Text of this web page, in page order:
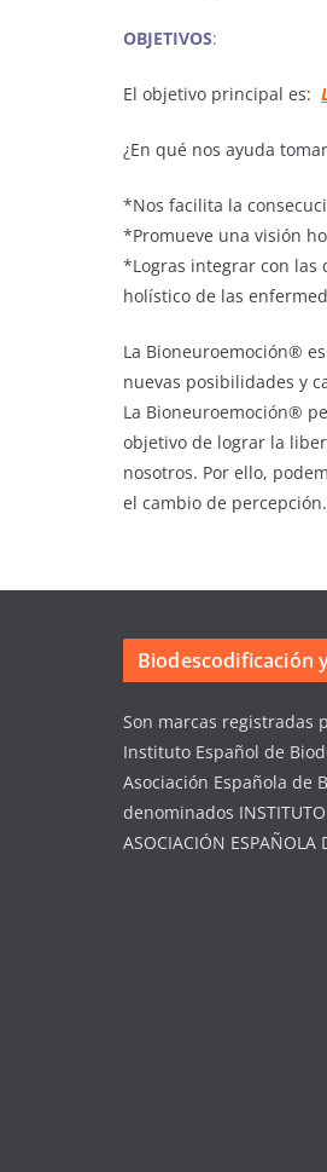
OBJETIVOS:
El objetivo principal es:
¿En qué nos ayuda
*Nos facilita la
*Promueve una visión
*Logras integrar con las
holístico de las
La Bioneuroemoción®
nuevas posibilidades y
La Bioneuroemoción®
objetivo de lograr la
nosotros. Por ello,
el cambio de percepción.
Biodescodificación
Son marcas registradas
Instituto Español de
Asociación Española de
denominados INSTITUTO
ASOCIACIÓN ESPAÑOLA